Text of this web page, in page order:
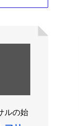
ルの始